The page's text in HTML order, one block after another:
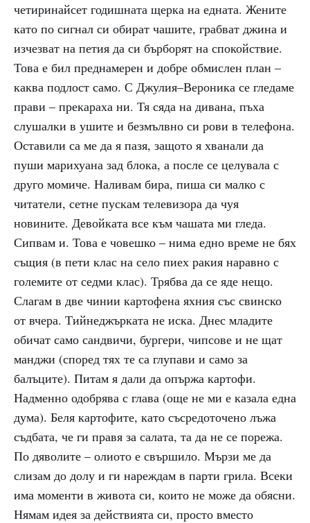
четиринайсет годишната щерка на едната. Жените
като по сигнал си обират чашите, грабват джина и
изчезват на петия да си бърборят на спокойствие.
Това е бил преднамерен и добре обмислен план –
каква подлост само. С Джулия–Вероника се гледаме
прави – прекараха ни. Тя сяда на дивана, пъха
слушалки в ушите и безмълвно си рови в телефона.
Оставили са ме да я пазя, защото я хванали да
пуши марихуана зад блока, а после се целувала с
друго момиче. Наливам бира, пиша си малко с
читатели, сетне пускам телевизора да чуя
новините. Девойката все към чашата ми гледа.
Сипвам и. Това е човешко – нима едно време не бях
същия (в пети клас на село пиех ракия наравно с
големите от седми клас). Трябва да се яде нещо.
Слагам в две чинии картофена яхния със свинско
от вчера. Тийнеджърката не иска. Днес младите
обичат само сандвичи, бургери, чипсове и не щат
манджи (според тях те са глупави и само за
балъците). Питам я дали да опържа картофи.
Надменно одобрява с глава (още не ми е казала една
дума). Беля картофите, като съсредоточено лъжа
съдбата, че ги правя за салата, та да не се порежа.
По дяволите – олиото е свършило. Мързи ме да
слизам до долу и ги нареждам в парти грила. Всеки
има моменти в живота си, които не може да обясни.
Нямам идея за действията си, просто вместо